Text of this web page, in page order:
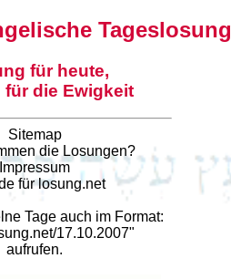
Tageslosung
für heute,
für die Ewigkeit
Sitemap
die Losungen?
Impressum
für losung.net
Tage auch im Format:
17.10.2007"
aufrufen.